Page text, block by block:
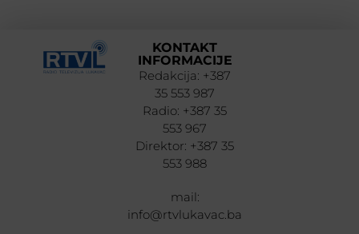
KONTAKT
INFORMACIJE
Redakcija: +387
35 553 987
Radio: +387 35
553 967
Direktor: +387 35
553 988
mail:
info@rtvlukavac.ba